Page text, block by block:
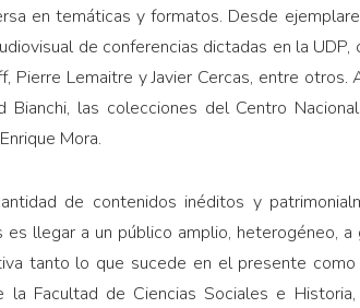
en temáticas y formatos. Desde
de conferencias dictadas en la
Pierre Lemaitre y Javier Cercas, entre
Bianchi, las colecciones del Centro
Mora.
de contenidos inéditos y
es llegar a un público amplio, heterogéneo,
tanto lo que sucede en el presente
la Facultad de Ciencias Sociales e